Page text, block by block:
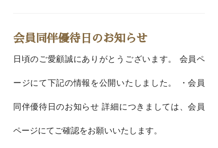
会員同伴優待日のお知らせ
日頃のご愛顧誠にありがとうございます。 会員ペ
ージにて下記の情報を公開いたしました。 ・会員
同伴優待日のお知らせ 詳細につきましては、会員
ページにてご確認をお願いいたします。